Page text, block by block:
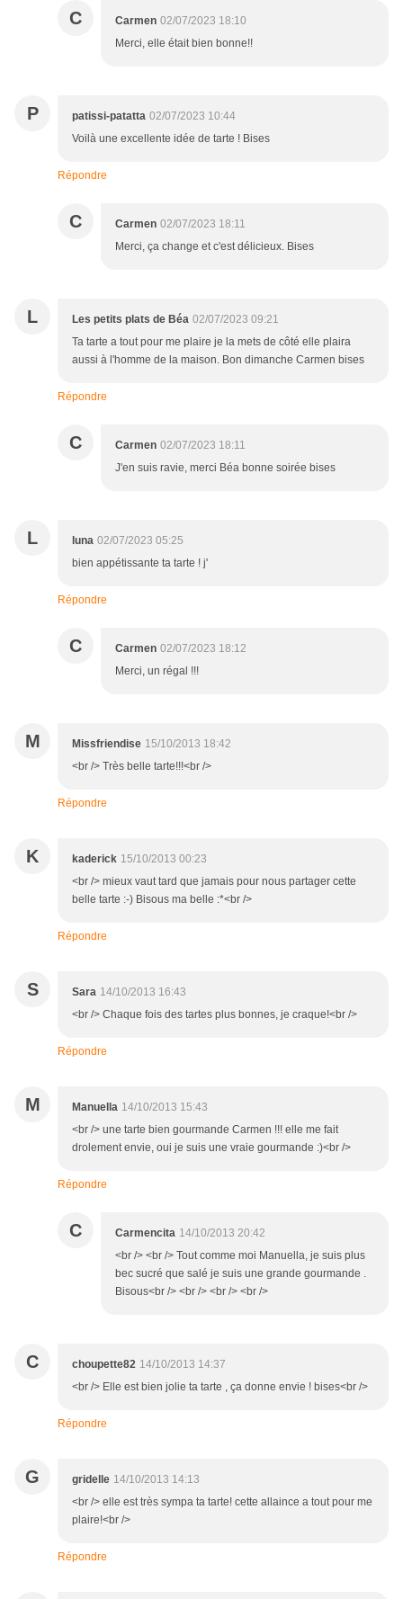
C Carmen 02/07/2023 18:10
Merci, elle était bien bonne!!
P patissi-patatta 02/07/2023 10:44
Voilà une excellente idée de tarte ! Bises
Répondre
C Carmen 02/07/2023 18:11
Merci, ça change et c'est délicieux. Bises
L Les petits plats de Béa 02/07/2023 09:21
Ta tarte a tout pour me plaire je la mets de côté elle plaira
aussi à l'homme de la maison. Bon dimanche Carmen bises
Répondre
C Carmen 02/07/2023 18:11
J'en suis ravie, merci Béa bonne soirée bises
L luna 02/07/2023 05:25
bien appétissante ta tarte ! j'
Répondre
C Carmen 02/07/2023 18:12
Merci, un régal !!!
M Missfriendise 15/10/2013 18:42
<br /> Très belle tarte!!!<br />
Répondre
K kaderick 15/10/2013 00:23
<br /> mieux vaut tard que jamais pour nous partager cette
belle tarte :-) Bisous ma belle :*<br />
Répondre
S Sara 14/10/2013 16:43
<br /> Chaque fois des tartes plus bonnes, je craque!<br />
Répondre
M Manuella 14/10/2013 15:43
<br /> une tarte bien gourmande Carmen !!! elle me fait
drolement envie, oui je suis une vraie gourmande :)<br />
Répondre
C Carmencita 14/10/2013 20:42
<br /> <br /> Tout comme moi Manuella, je suis plus
bec sucré que salé je suis une grande gourmande .
Bisous<br /> <br /> <br /> <br />
C choupette82 14/10/2013 14:37
<br /> Elle est bien jolie ta tarte , ça donne envie ! bises<br />
Répondre
G gridelle 14/10/2013 14:13
<br /> elle est très sympa ta tarte! cette allaince a tout pour me
plaire!<br />
Répondre